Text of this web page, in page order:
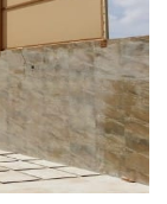
و بالمسافات